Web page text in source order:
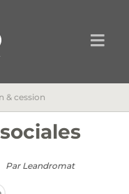
& cession
Par Leandromat